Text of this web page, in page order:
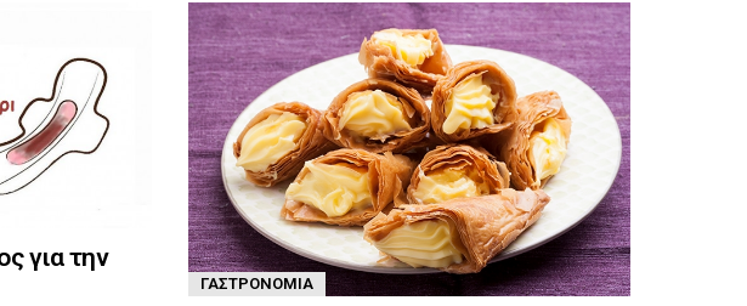
για την
ΓΑΣΤΡΟΝΟΜΊΑ